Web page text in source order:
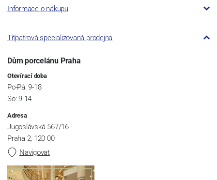
Informace o nákupu
Třípatrová specializovaná prodejna
Dům porcelánu Praha
Otevírací doba
Po-Pá: 9-18
So: 9-14
Adresa
Jugoslávská 567/16
Praha 2, 120 00
Navigovat